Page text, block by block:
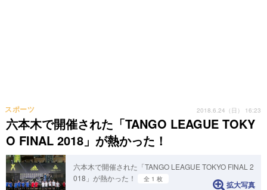
六本木で開催された「TANGO LEAGUE TOKY
O FINAL 2018」が熱かった！
スポーツ 2018.6.24（日） 16:23
六本木で開催された「TANGO LEAGUE TOKYO FINAL 2
018」が熱かった！
全 1 枚
拡大写真